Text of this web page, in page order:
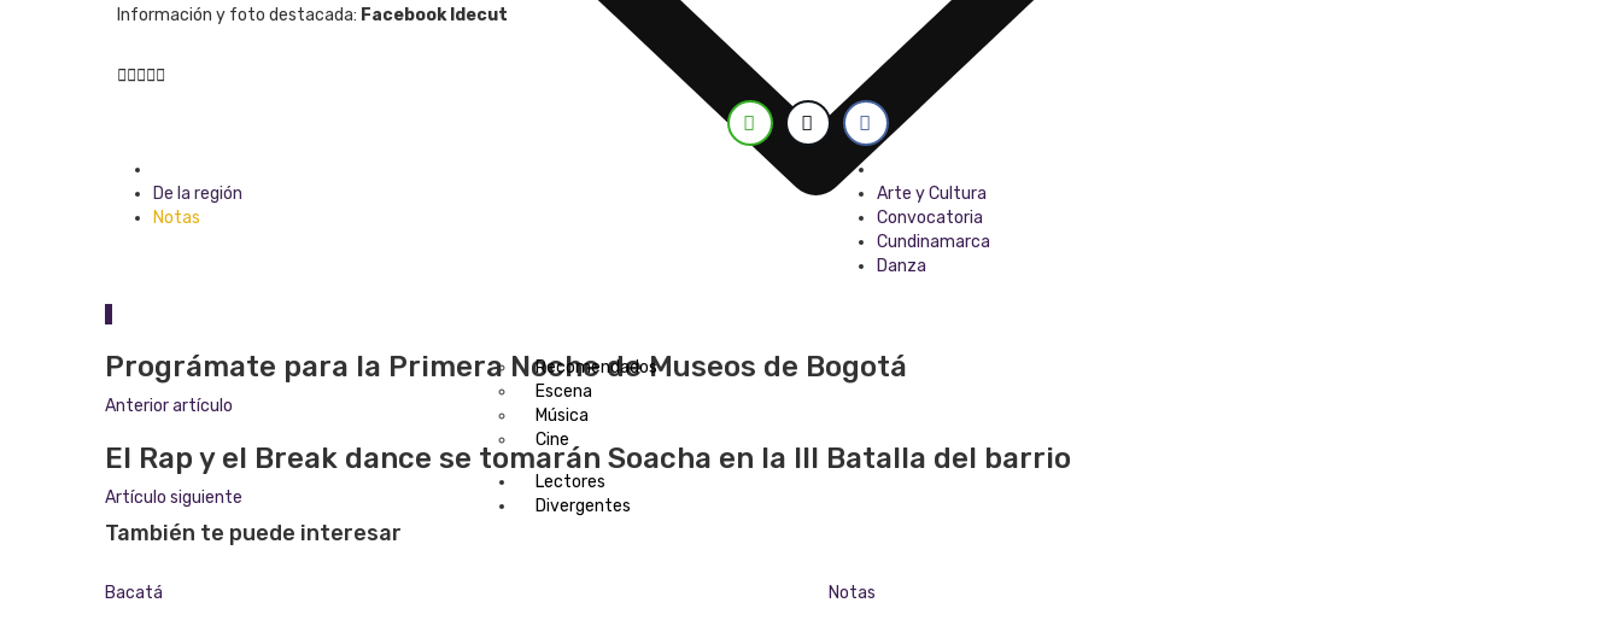
Recomendados
Escena
Música
Cine
Lectores
Divergentes
Información y foto destacada: Facebook Idecut

De la región
Notas
Arte y Cultura
Convocatoria
Cundinamarca
Danza
Prográmate para la Primera Noche de Museos de Bogotá
Anterior artículo
El Rap y el Break dance se tomarán Soacha en la III Batalla del barrio
Artículo siguiente
También te puede interesar
Bacatá Notas